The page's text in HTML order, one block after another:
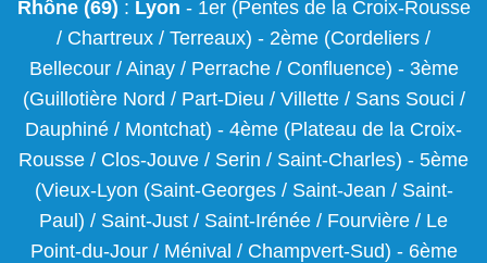
Rhône (69) : Lyon - 1er(Pentes de la Croix-Rousse
/ Chartreux / Terreaux) - 2ème (Cordeliers /
Bellecour / Ainay / Perrache / Confluence) - 3ème
(Guillotière Nord / Part-Dieu / Villette / Sans Souci /
Dauphiné / Montchat) - 4ème (Plateau de la Croix-
Rousse / Clos-Jouve / Serin / Saint-Charles) - 5ème
(Vieux-Lyon (Saint-Georges / Saint-Jean / Saint-
Paul) / Saint-Just / Saint-Irénée / Fourvière / Le
Point-du-Jour / Ménival / Champvert-Sud) - 6ème